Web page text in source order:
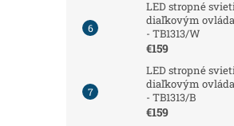
LED stropné
diaľkovým
- TB1313/W
€159
LED stropné
diaľkovým
- TB1313/B
€159